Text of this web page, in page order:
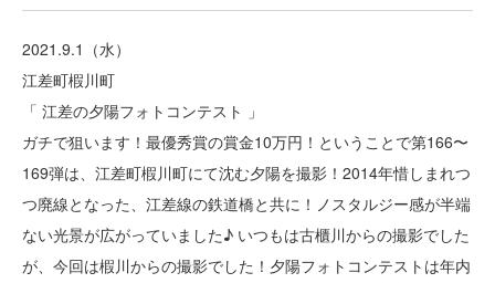
2021.9.1（水）
江差町椵川町
「 江差の夕陽フォトコンテスト 」
ガチで狙います！最優秀賞の賞金10万円！ということで第166〜
169弾は、江差町椵川町にて沈む夕陽を撮影！2014年惜しまれつ
つ廃線となった、江差線の鉄道橋と共に！ノスタルジー感が半端
ない光景が広がっていました♪ いつもは古櫃川からの撮影でした
が、今回は椵川からの撮影でした！夕陽フォトコンテストは年内